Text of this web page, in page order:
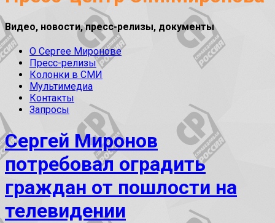
Видео, новости, пресс-релизы, документы
О Сергее Миронове
Пресс-релизы
Колонки в СМИ
Мультимедиа
Контакты
Запросы
Сергей Миронов
потребовал оградить
граждан от пошлости на
телевидении